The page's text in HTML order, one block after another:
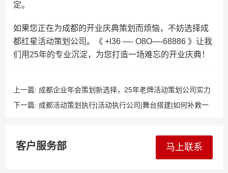
定。
如果您正在为成都的开业庆典策划而烦恼，不妨选择成
都红星活动策划公司。《 +l36 —- O8O—-68886 》让我
们用25年的专业沉淀，为您打造一场难忘的开业庆典！
上一篇: 成都企业年会策划新选择，25年老牌活动策划公司实力
护航
下一篇: 成都活动策划执行|活动执行公司|舞台搭建|如何补救一
客户服务部 马上联系